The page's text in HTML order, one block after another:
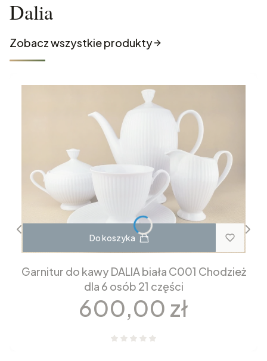
Dalia
Zobacz wszystkie produkty
Do koszyka
Garnitur do kawy DALIA biała C001 Chodzież
dla 6 osób 21 części
Cena
600,00 zł